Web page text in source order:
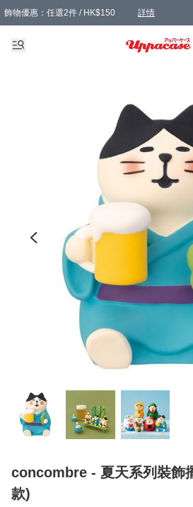
飾物優惠：任選2件 / HK$150 詳情
髮飾優惠：任選2件 / HK$100 詳情
精選襪子優惠：任選3對 / HK$115 詳情
滿額免運：本地訂單滿港幣350元可享免運費優惠
concombre - 夏天系列裝飾
款)